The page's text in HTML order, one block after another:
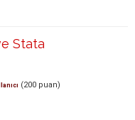
Stata
(200 puan)